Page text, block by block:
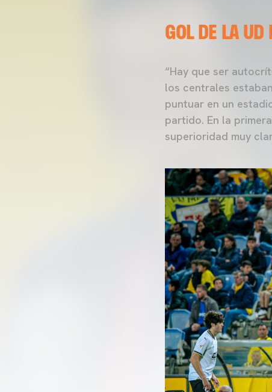
GOL DE LA
“Hay que ser
los centrales
puntuar en un
partido. En la
superioridad muy